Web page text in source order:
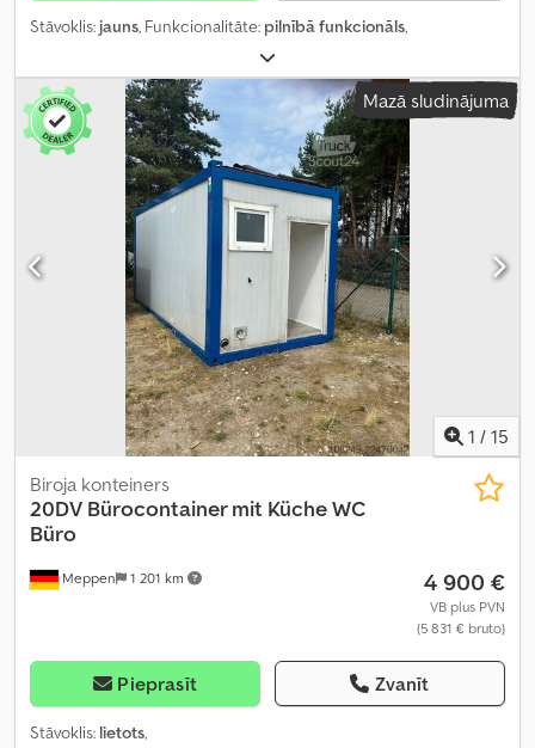
Stāvoklis: jauns, Funkcionalitāte: pilnībā funkcionāls,
Mazā sludinājuma
1 / 15
Meppen 1 201 km
Biroja konteiners
20DV Bürocontainer mit Küche WC
Büro
4 900 €
VB plus PVN
(5 831 € bruto)
Pieprasīt Zvanīt
Stāvoklis: lietots,